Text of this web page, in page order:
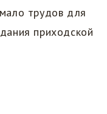
трудов для
приходской